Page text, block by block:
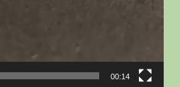
00:14